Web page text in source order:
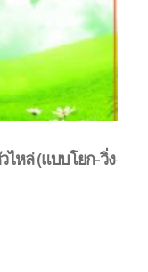
ไหล่ (แบบโยก-วิ่ง